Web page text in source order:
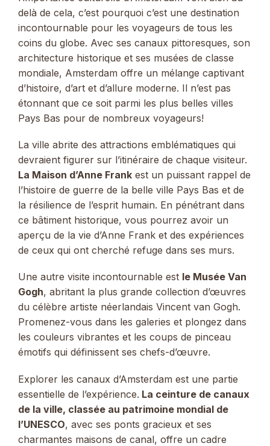
delà de cela, c’est pourquoi c’est une destination
incontournable pour les voyageurs de tous les
coins du globe. Avec ses canaux pittoresques, son
architecture historique et ses musées de classe
mondiale, Amsterdam offre un mélange captivant
d’histoire, d’art et d’allure moderne. Il n’est pas
étonnant que ce soit parmi les plus belles villes
Pays Bas pour de nombreux voyageurs!
La ville abrite des attractions emblématiques qui
devraient figurer sur l’itinéraire de chaque visiteur.
La Maison d’Anne Frank est un puissant rappel de
l’histoire de guerre de la belle ville Pays Bas et de
la résilience de l’esprit humain. En pénétrant dans
ce bâtiment historique, vous pourrez avoir un
aperçu de la vie d’Anne Frank et des expériences
de ceux qui ont cherché refuge dans ses murs.
Une autre visite incontournable est le Musée Van
Gogh, abritant la plus grande collection d’œuvres
du célèbre artiste néerlandais Vincent van Gogh.
Promenez-vous dans les galeries et plongez dans
les couleurs vibrantes et les coups de pinceau
émotifs qui définissent ses chefs-d’œuvre.
Explorer les canaux d’Amsterdam est une partie
essentielle de l’expérience. La ceinture de canaux
de la ville, classée au patrimoine mondial de
l’UNESCO, avec ses ponts gracieux et ses
charmantes maisons de canal, offre un cadre